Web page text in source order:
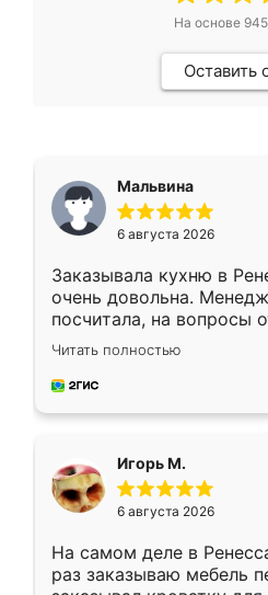
На основе 945
Оставить
Мальвина
6 августа 2026
Заказывала кухню в
очень довольна.
посчитала, на вопросы
Замерщик приехал в
делу со всей
за день, ребята
Читать полностью
Игорь М.
6 августа 2026
На самом деле в
раз заказываю мебель